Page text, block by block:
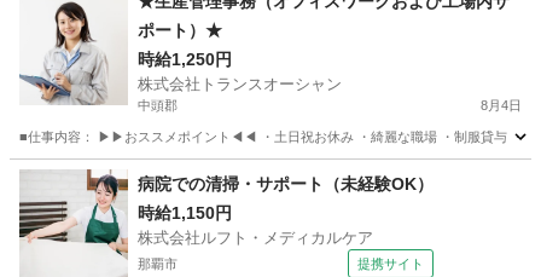
ポート）★
時給1,250円
株式会社トランスオーシャン
中頭郡 8月4日
■仕事内容： ▶▶おススメポイント◀◀ ・土日祝お休み ・綺麗な職場 ・制服貸与 ・頑
沖縄 中頭郡 その他 スタッフ
病院での清掃・サポート（未経験OK）
時給1,150円
株式会社ルフト・メディカルケア
那覇市 提携サイト